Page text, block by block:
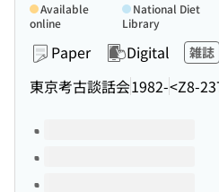
Paper Digital 雑誌
東京考古談話会1982-<Z8-
Available
online
National Diet
Library
Volumes of this title